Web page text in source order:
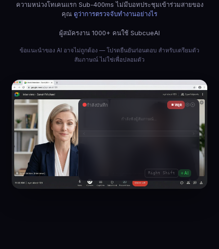
ความหน่วงโทเคนแรก Sub-400ms ไม่มีบอทประชุมเข้าร่วมสายของ
คุณ ดูว่าการตรวจจับทำงานอย่างไร
ผู้สมัครงาน 1000+ คนใช้ SubcueAI
ข้อแนะนำของ AI อาจไม่ถูกต้อง — โปรดยืนยันก่อนตอบ สำหรับเตรียมตัว
สัมภาษณ์ ไม่ใช่เพื่อปลอมตัว
กำลังบันทึก หยุด
Right Shift AI